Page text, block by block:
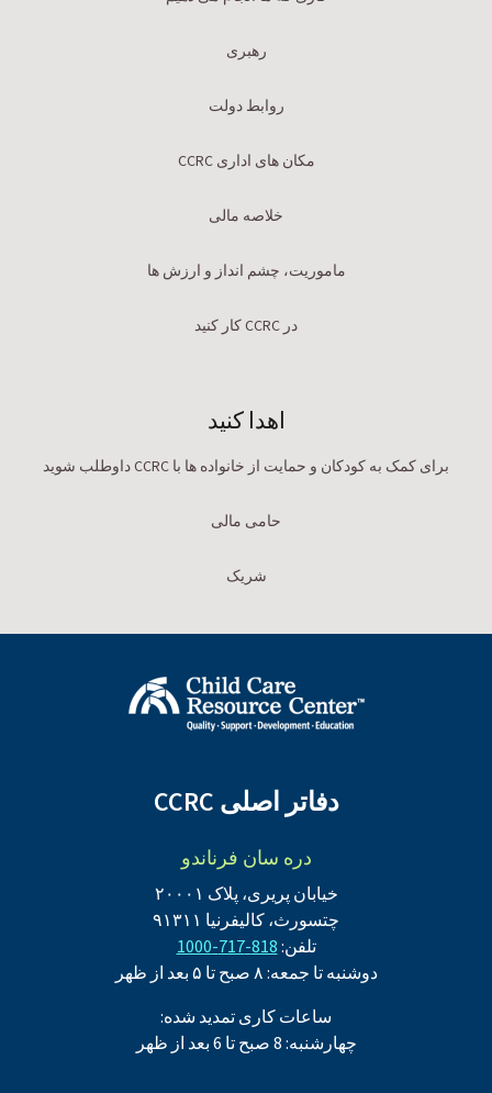
رهبری
روابط دولت
مکان های اداری CCRC
خلاصه مالی
ماموریت، چشم انداز و ارزش ها
در CCRC کار کنید
اهدا کنید
برای کمک به کودکان و حمایت از خانواده ها با CCRC داوطلب شوید
حامی مالی
شریک
دفاتر اصلی CCRC
دره سان فرناندو
خیابان پریری، پلاک ۲۰۰۰۱
چتسورث، کالیفرنیا ۹۱۳۱۱
تلفن:818-717-1000
دوشنبه تا جمعه: ۸ صبح تا ۵ بعد از ظهر
ساعات کاری تمدید شده:
چهارشنبه: 8 صبح تا 6 بعد از ظهر